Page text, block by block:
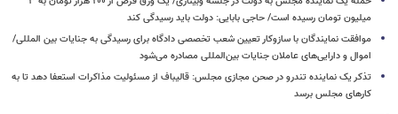
میلیون تومان رسیده است/ حاجی بابایی: دولت باید رسیدگی کند
موافقت نمایندگان با سازوکار تعیین شعب تخصصی دادگاه برای رسیدگی به جنایات بین المللی/
اموال و دارایی‌های عاملان جنایات بین‌المللی مصادره می‌شود
تذکر یک نماینده تندرو در صحن مجازی مجلس: قالیباف از مسئولیت مذاکرات استعفا دهد تا به
کارهای مجلس برسد